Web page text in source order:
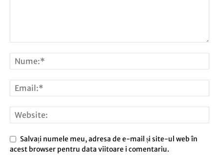
Salvați numele meu, adresa de e-mail și site-ul web în
acest browser pentru data viitoare i comentariu.